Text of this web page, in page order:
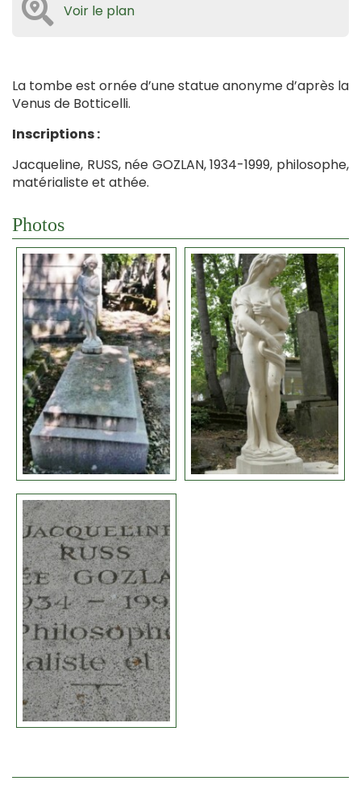
Voir le plan
La tombe est ornée d’une statue anonyme d’après la
Venus de Botticelli.
Inscriptions :
Jacqueline, RUSS, née GOZLAN, 1934-1999, philosophe,
matérialiste et athée.
Photos